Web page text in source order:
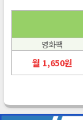
영화팩
월 1,650원